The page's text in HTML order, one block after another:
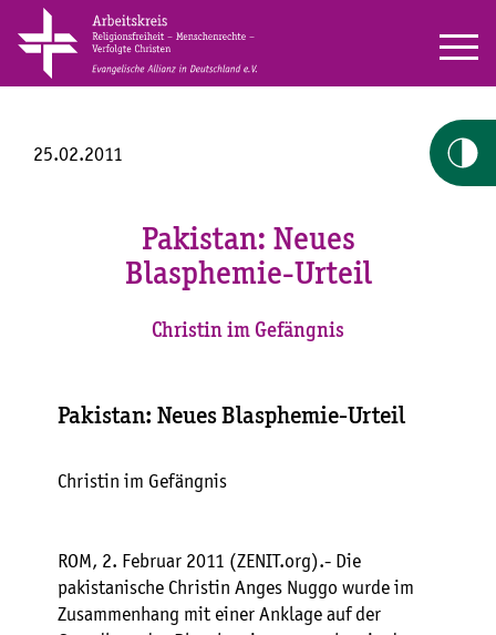
25.02.2011
Pakistan: Neues
Blasphemie-Urteil
Christin im Gefängnis
Pakistan: Neues Blasphemie-Urteil
Christin im Gefängnis
ROM, 2. Februar 2011 (ZENIT.org).- Die
pakistanische Christin Anges Nuggo wurde im
Zusammenhang mit einer Anklage auf der